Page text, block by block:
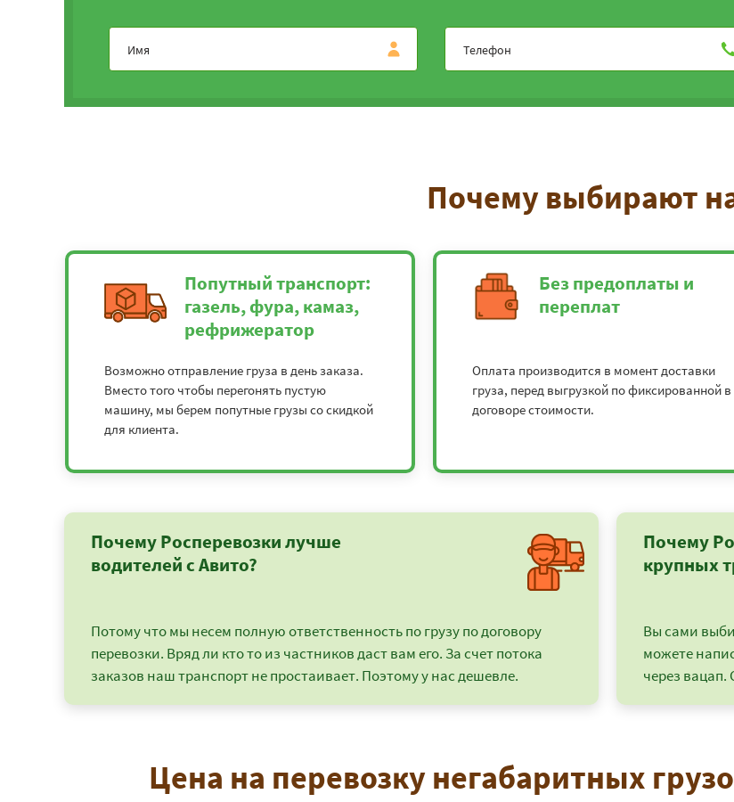
Почему выбирают
Попутный транспорт:
газель, фура, камаз,
рефрижератор
Возможно отправление груза в день заказа.
Вместо того чтобы перегонять пустую
машину, мы берем попутные грузы со скидкой
для клиента.
Без предоплаты и
переплат
Оплата производится в момент доставки
груза, перед выгрузкой по фиксированной в
договоре стоимости.
Почему Росперевозки лучше
водителей с Авито?
Потому что мы несем полную ответственность по грузу по договору
перевозки. Вряд ли кто то из частников даст вам его. За счет потока
заказов наш транспорт не простаивает. Поэтому у нас дешевле.
Почему
крупных
Вы сами
можете
через вацап.
Цена на перевозку негабаритных
+7 (499) 520-05-23